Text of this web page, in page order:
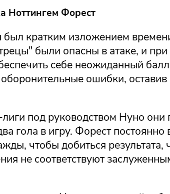
Ноттингем Форест
кратким изложением
были опасны в атаке, и
себе неожиданный балл
ошибки, оставив
под руководством Нуно они
гола в игру. Форест
чтобы добиться результата,
не соответствуют